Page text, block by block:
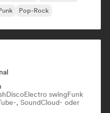
Pop-Rock
DiscoElectro swingFunk
, SoundCloud- oder